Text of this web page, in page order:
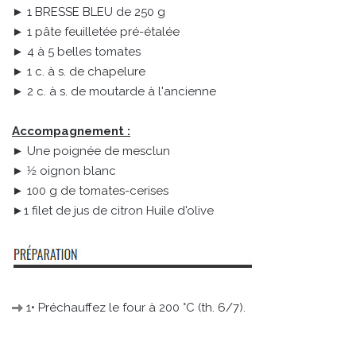
► 1 BRESSE BLEU de 250 g
► 1 pâte feuilletée pré-étalée
► 4 à 5 belles tomates
► 1 c. à s. de chapelure
► 2 c. à s. de moutarde à l'ancienne
Accompagnement :
► Une poignée de mesclun
► 1⁄2 oignon blanc
► 100 g de tomates-cerises
►1 filet de jus de citron Huile d'olive
1• Préchauffez le four à 200 °C (th. 6/7).